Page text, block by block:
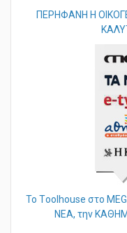
ΠΕΡHΦΑΝΗ Η
Το Τoolhouse στο
ΝΕΑ, την